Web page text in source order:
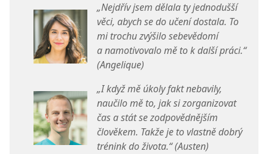
„Nejdřív jsem dělala ty jednodušší
věci, abych se do učení dostala. To
mi trochu zvýšilo sebevědomí
a namotivovalo mě to k další práci.“
(Angelique)
„I když mě úkoly fakt nebavily,
naučilo mě to, jak si zorganizovat
čas a stát se zodpovědnějším
člověkem. Takže je to vlastně dobrý
trénink do života.“ (Austen)